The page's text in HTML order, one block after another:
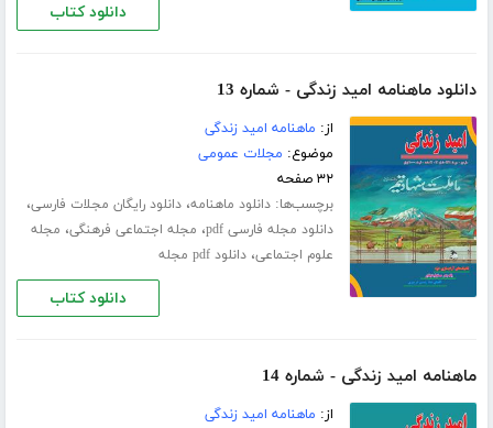
دانلود کتاب
دانلود ماهنامه امید زندگی - شماره 13
از: ماهنامه امید زندگی
موضوع: مجلات عمومی
۳۲ صفحه
برچسب‌ها:دانلود ماهنامه،دانلود رایگان مجلات فارسی،
دانلود مجله فارسی pdf ، مجله اجتماعی فرهنگی، مجله
علوم اجتماعی،دانلود pdf مجله
دانلود کتاب
ماهنامه امید زندگی - شماره 14
از: ماهنامه امید زندگی